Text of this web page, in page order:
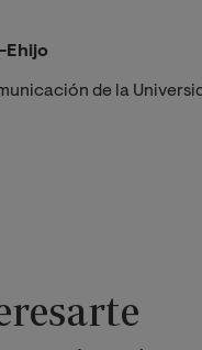
Ehijo
de la